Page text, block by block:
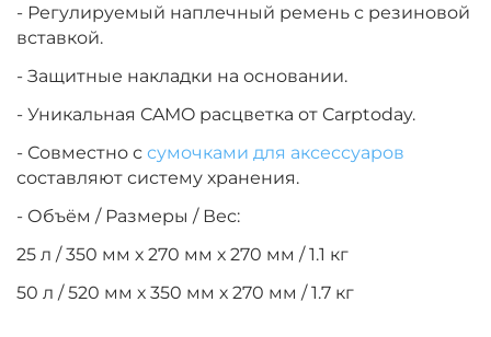
- Регулируемый наплечный ремень с резиновой
вставкой.
- Защитные накладки на основании.
- Уникальная CAMO расцветка от Carptoday.
- Совместно с сумочками для аксессуаров
составляют систему хранения.
- Объём / Размеры / Вес:
25 л / 350 мм х 270 мм х 270 мм / 1.1 кг
50 л / 520 мм х 350 мм х 270 мм / 1.7 кг